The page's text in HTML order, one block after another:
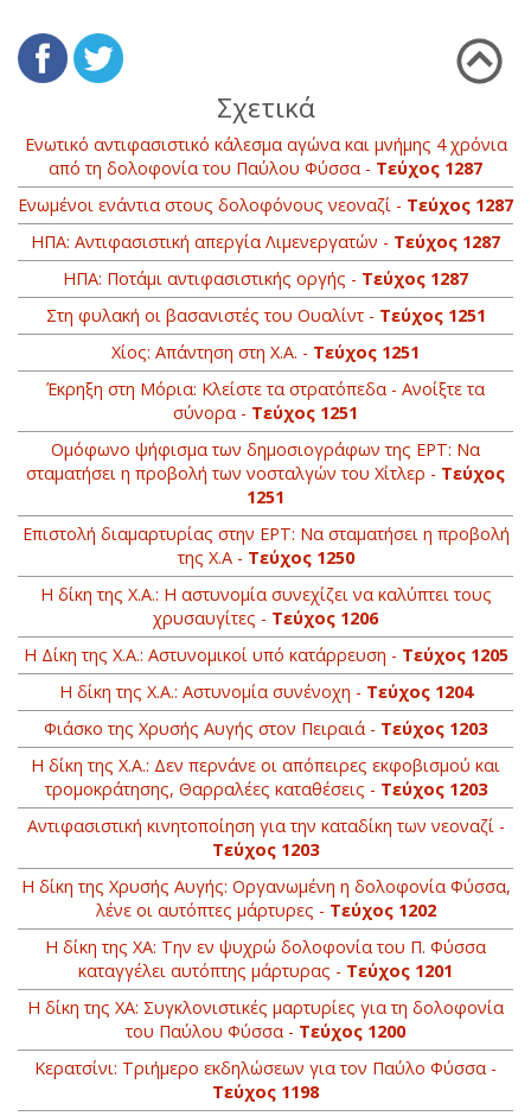
Σχετικά
Ενωτικό αντιφασιστικό κάλεσμα αγώνα και μνήμης 4 χρόνια
από τη δολοφονία του Παύλου Φύσσα - Τεύχος 1287
Ενωμένοι ενάντια στους δολοφόνους νεοναζί - Τεύχος 1287
ΗΠΑ: Αντιφασιστική απεργία Λιμενεργατών - Τεύχος 1287
ΗΠΑ: Ποτάμι αντιφασιστικής οργής - Τεύχος 1287
Στη φυλακή οι βασανιστές του Ουαλίντ - Τεύχος 1251
Χίος: Απάντηση στη Χ.Α. - Τεύχος 1251
Έκρηξη στη Μόρια: Κλείστε τα στρατόπεδα - Ανοίξτε τα
σύνορα - Τεύχος 1251
Oμόφωνο ψήφισμα των δημοσιογράφων της ΕΡΤ: Να
σταματήσει η προβολή των νοσταλγών του Χίτλερ - Τεύχος
1251
Επιστολή διαμαρτυρίας στην ΕΡΤ: Να σταματήσει η προβολή
της Χ.Α - Τεύχος 1250
H δίκη της Χ.Α.: Η αστυνομία συνεχίζει να καλύπτει τους
χρυσαυγίτες - Τεύχος 1206
Η Δίκη της Χ.Α.: Αστυνομικοί υπό κατάρρευση - Τεύχος 1205
Η δίκη της Χ.Α.: Αστυνομία συνένοχη - Τεύχος 1204
Φιάσκο της Χρυσής Αυγής στον Πειραιά - Τεύχος 1203
H δίκη της Χ.Α.: Δεν περνάνε οι απόπειρες εκφοβισμού και
τρομοκράτησης, Θαρραλέες καταθέσεις - Τεύχος 1203
Αντιφασιστική κινητοποίηση για την καταδίκη των νεοναζί -
Τεύχος 1203
Η δίκη της Χρυσής Αυγής: Οργανωμένη η δολοφονία Φύσσα,
λένε οι αυτόπτες μάρτυρες - Τεύχος 1202
Η δίκη της ΧΑ: Την εν ψυχρώ δολοφονία του Π. Φύσσα
καταγγέλει αυτόπτης μάρτυρας - Τεύχος 1201
Η δίκη της ΧΑ: Συγκλονιστικές μαρτυρίες για τη δολοφονία
του Παύλου Φύσσα - Τεύχος 1200
Κερατσίνι: Τριήμερο εκδηλώσεων για τον Παύλο Φύσσα -
Τεύχος 1198